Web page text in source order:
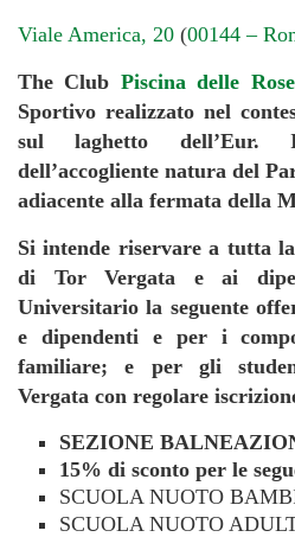
Viale America, 20 (00144 –
The Club Piscina delle Rose
Sportivo realizzato nel
sul laghetto dell’Eur.
dell’accogliente natura del
adiacente alla fermata della
Si intende riservare a tutta
di Tor Vergata e ai
Universitario la seguente
e dipendenti e per i
familiare;
e per gli
Vergata con regolare
SEZIONE
15% di sconto per le
SCUOLA NUOTO
SCUOLA NUOTO